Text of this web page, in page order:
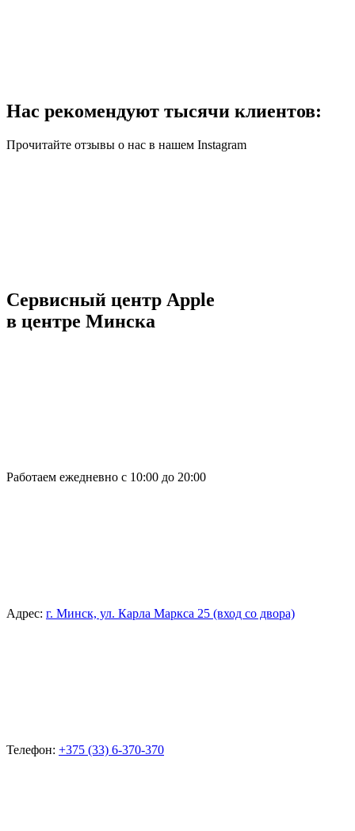
Нас рекомендуют тысячи клиентов:
Прочитайте отзывы о нас в нашем Instagram
Сервисный центр Apple
в центре Минска
Работаем ежедневно с 10:00 до 20:00
Адрес: г. Минск, ул. Карла Маркса 25 (вход со двора)
Телефон: +375 (33) 6-370-370